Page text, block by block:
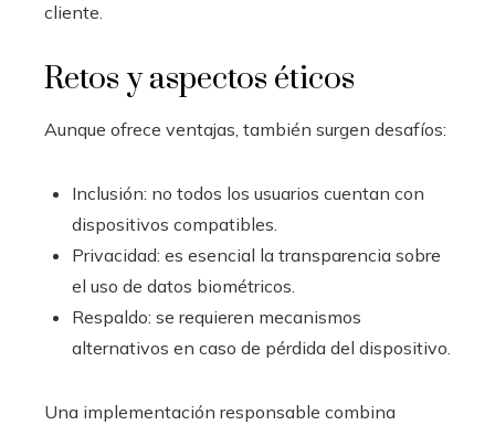
cliente.
Retos y aspectos éticos
Aunque ofrece ventajas, también surgen desafíos:
Inclusión: no todos los usuarios cuentan con
dispositivos compatibles.
Privacidad: es esencial la transparencia sobre
el uso de datos biométricos.
Respaldo: se requieren mecanismos
alternativos en caso de pérdida del dispositivo.
Una implementación responsable combina